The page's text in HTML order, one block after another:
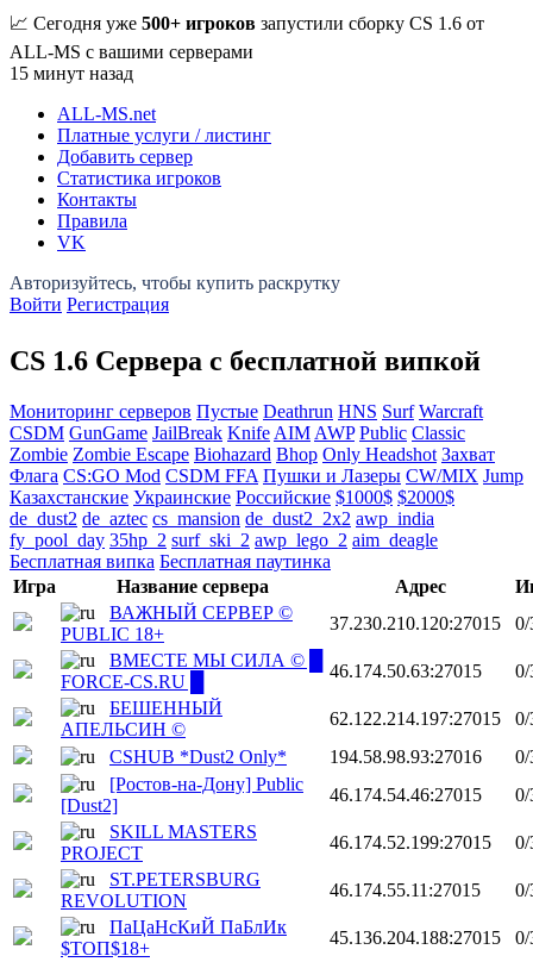
📈 Сегодня уже 500+ игроков запустили сборку CS 1.6 от
ALL-MS с вашими серверами
15 минут назад
ALL-MS.net
Платные услуги / листинг
Добавить сервер
Статистика игроков
Контакты
Правила
VK
Войти Регистрация
CS 1.6 Сервера с бесплатной випкой
Мониторинг серверов Пустые Deathrun HNS Surf Warcraft
CSDM GunGame JailBreak Knife AIM AWP Public Classic
Zombie Zombie Escape Biohazard Bhop Only Headshot Захват
Флага CS:GO Mod CSDM FFA Пушки и Лазеры CW/MIX Jump
Казахстанские Украинские Российские $1000$ $2000$
de_dust2 de_aztec cs_mansion de_dust2_2x2 awp_india
fy_pool_day 35hp_2 surf_ski_2 awp_lego_2 aim_deagle
Бесплатная випка Бесплатная паутинка
Игра
Название сервера Адрес
ВАЖНЫЙ СЕРВЕР ©
PUBLIC 18+
37.230.210.120:27015
0/
ВМЕСТЕ МЫ СИЛА © █
FORCE-CS.RU █
46.174.50.63:27015
0/
БЕШЕННЫЙ
АПЕЛЬСИН ©
62.122.214.197:27015
0/
CSHUB *Dust2 Only*
194.58.98.93:27016
0/
[Ростов-на-Дону] Public
[Dust2]
46.174.54.46:27015
0/
SKILL MASTERS
PROJECT
46.174.52.199:27015
0/
ST.PETERSBURG
REVOLUTION
46.174.55.11:27015
0/
ПаЦаНсКиЙ ПаБлИк
$ТОП$18+
45.136.204.188:27015
0/